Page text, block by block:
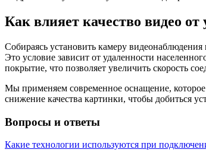
Как влияет качество видео
Собираясь установить камеру
Это условие зависит от удаленности
покрытие, что позволяет увеличить скорость
Мы применяем современное оснащение,
снижение качества картинки, чтобы добиться
Вопросы и ответы
Какие технологии используются при